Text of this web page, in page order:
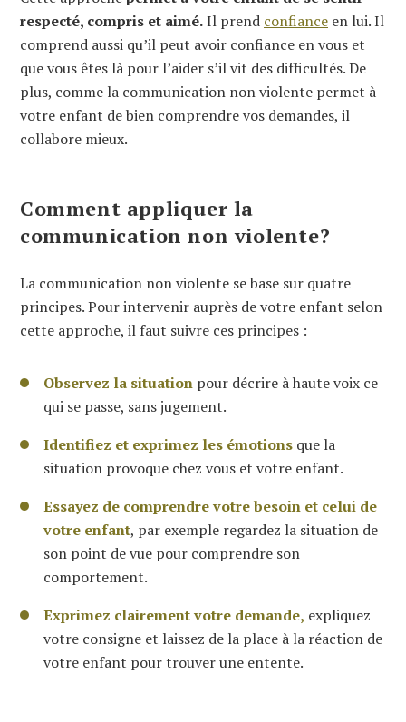
respecté, compris et aimé.Il prend confiance en lui. Il
comprend aussi qu’il peut avoir confiance en vous et
que vous êtes là pour l’aider s’il vit des difficultés. De
plus, comme la communication non violente permet à
votre enfant de bien comprendre vos demandes, il
collabore mieux.
Comment appliquer la
communication non violente?
La communication non violente se base sur quatre
principes. Pour intervenir auprès de votre enfant selon
cette approche, il faut suivre ces principes :
Observez la situation pour décrire à haute voix ce
qui se passe, sans jugement.
Identifiez et exprimez les émotions que la
situation provoque chez vous et votre enfant.
Essayez de comprendre votre besoin et celui de
votre enfant, par exemple regardez la situation de
son point de vue pour comprendre son
comportement.
Exprimez clairement votre demande, expliquez
votre consigne et laissez de la place à la réaction de
votre enfant pour trouver une entente.